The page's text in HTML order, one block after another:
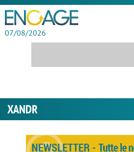
07/08/2026
XANDR